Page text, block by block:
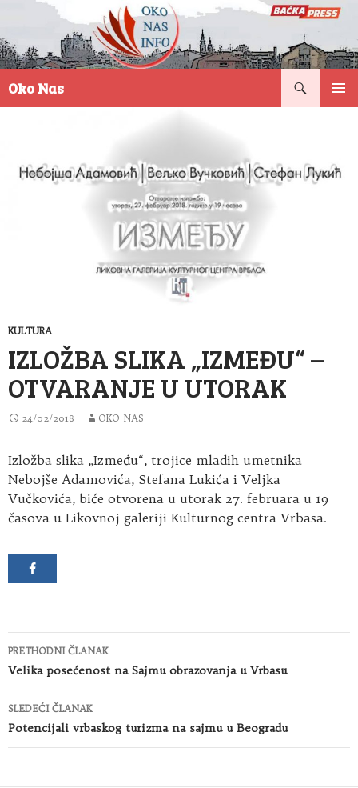
Oko Nas
KULTURA
IZLOŽBA SLIKA „IZMEĐU“ –
OTVARANJE U UTORAK
24/02/2018 OKO NAS
Izložba slika „Između“, trojice mladih umetnika
Nebojše Adamovića, Stefana Lukića i Veljka
Vučkovića, biće otvorena u utorak 27. februara u 19
časova u Likovnoj galeriji Kulturnog centra Vrbasa.
Kretanje
članaka
PRETHODNI ČLANAK
Velika posećenost na Sajmu obrazovanja u Vrbasu
SLEDEĆI ČLANAK
Potencijali vrbaskog turizma na sajmu u Beogradu